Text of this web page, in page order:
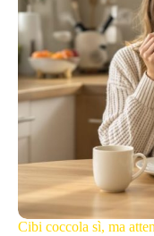
Cibi coccola sì, ma